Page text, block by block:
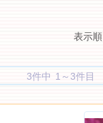
表示順
3件中 1～3件目